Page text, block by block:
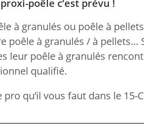
poêle c’est prévu !
à granulés ou poêle à
poêle à granulés / à pellets…
leur poêle à granulés
qualifié.
qu’il vous faut dans le 15-